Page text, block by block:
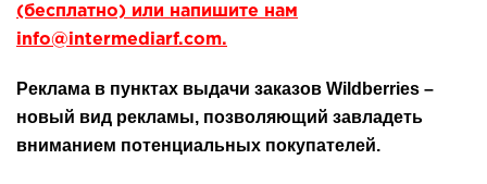
(бесплатно) или напишите нам
info@intermediarf.com.
Реклама в пунктах выдачи заказов Wildberries –
новый вид рекламы, позволяющий завладеть
вниманием потенциальных покупателей.